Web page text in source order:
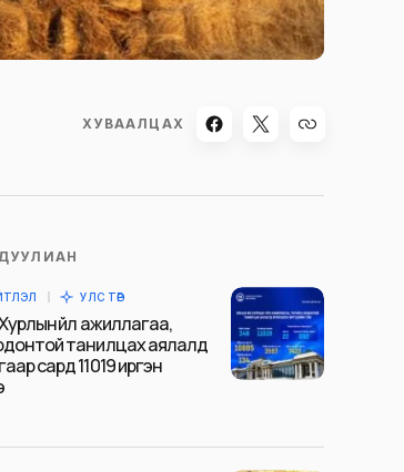
ХУВААЛЦАХ
УЛС ТӨР
үйл ажиллагаа,
танилцах аялалд
сард 11019 иргэн